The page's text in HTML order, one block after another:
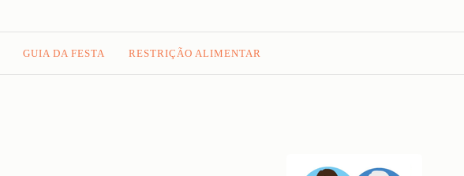
GUIA DA FESTA RESTRIÇÃO ALIMENTAR